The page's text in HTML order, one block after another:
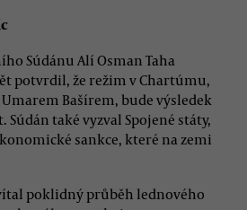
Súdánu Alí Osman Taha
potvrdil, že režim v Chartúmu,
Bašírem, bude výsledek
Súdán také vyzval Spojené státy,
sankce, které na zemi
poklidný průběh lednového